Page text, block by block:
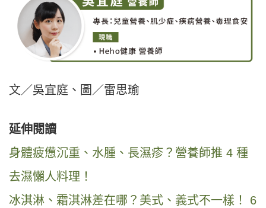
文／吳宜庭、圖／雷思瑜
延伸閱讀
身體疲憊沉重、水腫、長濕疹？營養師推 4 種
去濕懶人料理！
冰淇淋、霜淇淋差在哪？美式、義式不一樣！ 6